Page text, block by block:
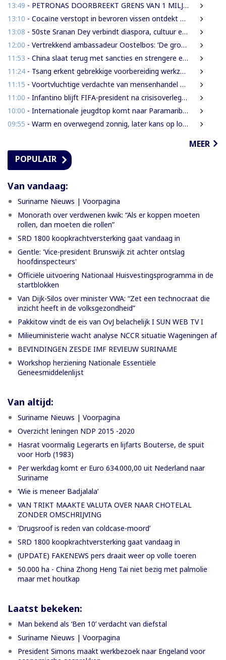
13:49 - PETRONAS DOORBREEKT GRENS VAN 1 MILJARD VATEN IN BLOK 52 | WAT BETEKENT DEZE MIJLPAAL VOOR DE SURINAAMSE ECONOMIE?
13:10 - Cocaïne verstopt in bevroren vissen ontdekt bij douanecontrole
13:08 - 50ste Sranan Dey verbindt diaspora, cultuur en ondernemerschap in New York
12:00 - Vertrekkend ambassadeur Oostelbos: ‘De grootste rijkdom van Suriname zijn de mensen’
11:53 - China slaat terug met sancties en strengere exportregels in handelsconflict met VS
11:24 - Tsang erkent gebrekkige voorbereiding werkzaamheden Domineestraat
11:15 - Voortvluchtige verdachte van mensenhandel uitgeleverd door Guyana
11:00 - Infantino blijft FIFA-president na crisisoverleg en biedt excuses aan
10:00 - Internationale jeugdtop komt naar Paramaribo voor BAITALI COTECC U14 Tennis Cup
09:55 - Warm en overwegend zonnig, later kans op lokale onweersbuien
MEER
POPULAIR
Van vandaag:
Suriname Nieuws | Voorpagina
Monorath over verdwenen kwik: “Als er koppen moeten
rollen, dan moeten die rollen”
SRD 1800 koopkrachtversterking gaat vandaag in
Gentle: 'Vice-president Brunswijk zit achter ontslag
hoofdinspecteurs'
Officiële uitvoering Nationaal Huisvestingsprogramma in de
startblokken
Van Dijk-Silos over minister VWA: “Zet een technocraat die
inzicht heeft in de volksgezondheid”
Pakkitow vindt de eis van OvJ belachelijk I SUN WEB TV I
Milieuministerie wacht analyse NCCR situatie Wageningen af
BEVINDINGEN ZESDE IMF REVIEUW SURINAME
Workshop herziening Nationale Essentiële
Geneesmiddelenlijst
Van altijd:
Suriname Nieuws | Voorpagina
Overzicht leningen NDP 2015 -2020
Hasrat voormalig Legerarts en lijfarts Bouterse, de spuit
voor Horb (1983)
Per werkdag komt er Euro 634.000,00 uit Nederland naar
Suriname
‘Wie is meneer Badjalala’
VAN TRIKT MAAKTE VALUTA OVER NAAR CHOTELAL
ZONDER OMSCHRIJVING
’Drugsroof is reden van coldcase-moord’
SRD 1800 koopkrachtversterking gaat vandaag in
(UPDATE) FAKENEWS pers draait weer op volle toeren
50.000 ha - China Zhong Heng Tai niet bezig met palmolie
maar met houtkap
Laatst bekeken:
Man bekend als ‘Ben 10’ verdacht van diefstal
Suriname Nieuws | Voorpagina
President Simons maakt werkbezoek naar Engeland voor